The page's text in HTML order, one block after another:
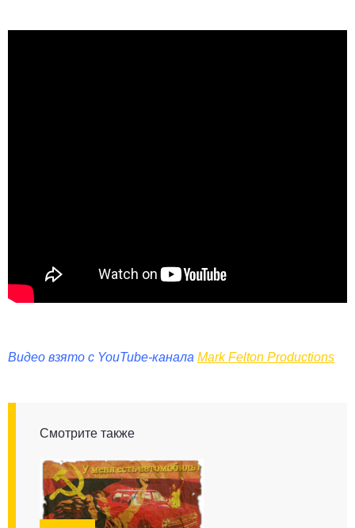
Видео взято с YouTube-канала Mark Felton Productions
Смотрите также